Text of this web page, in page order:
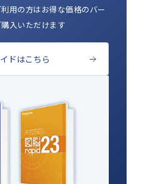
用の方はお得な価格のバー
入いただけます
ドはこちら